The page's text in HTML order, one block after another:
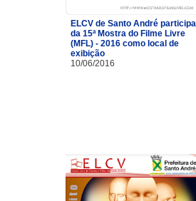
ELCV de Santo André participa
da 15ª Mostra do Filme Livre
(MFL) - 2016 como local de
exibição
10/06/2016